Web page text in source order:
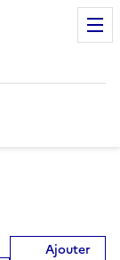
Ajouter